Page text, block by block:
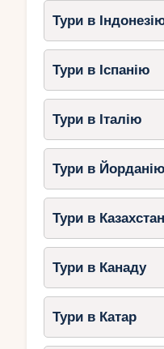
Тури в
Тури в Іспанію
Тури в Італію
Тури в Йорданію
Тури в Казахстан
Тури в Канаду
Тури в Катар